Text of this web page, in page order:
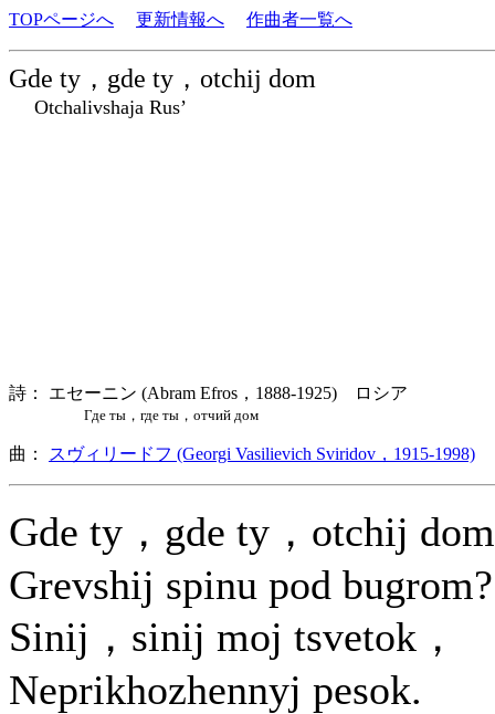
TOPページへ 更新情報へ 作曲者一覧へ
Gde ty，gde ty，otchij dom
Otchalivshaja Rus’
詩： エセーニン (Abram Efros，1888-1925) ロシア
Где ты，где ты，отчий дом
曲： スヴィリードフ (Georgi Vasilievich Sviridov，1915-1998)
Gde ty，gde ty，otchij
Grevshij spinu pod bugrom?
Sinij，sinij moj tsvetok，
Neprikhozhennyj pesok.